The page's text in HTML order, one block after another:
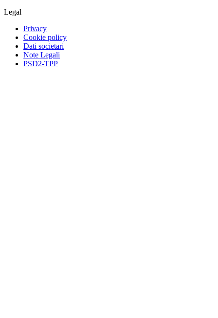
Legal
Privacy
Cookie policy
Dati societari
Note Legali
PSD2-TPP